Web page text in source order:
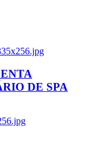
DE SPA